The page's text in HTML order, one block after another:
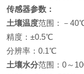
传感器参数：
土壤温度范围：－
精度：±0.5℃
分辨率：0.1℃
土壤水分范围：0～